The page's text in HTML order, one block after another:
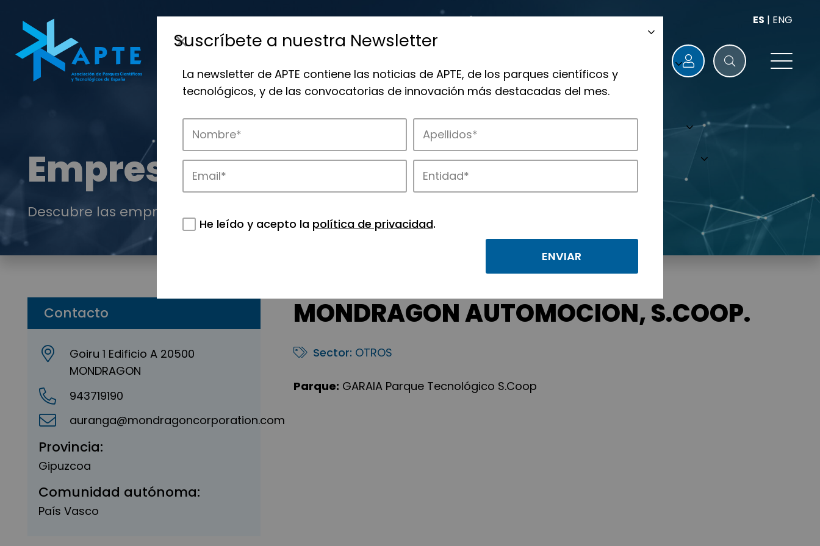
ES | ENG
Empresas
Descubre las empresas que impulsan la innovación en los parques de APTE.
Contacto
Goiru 1 Edificio A 20500
MONDRAGON
943719190
auranga@mondragoncorporation.com
Provincia:
Gipuzcoa
Comunidad autónoma:
País Vasco
MONDRAGON AUTOMOCION, S.COOP.
Sector: OTROS
Parque: GARAIA Parque Tecnológico S.Coop
Suscríbete a nuestra Newsletter
La newsletter de APTE contiene las noticias de APTE, de los parques científicos y
tecnológicos, y de las convocatorias de innovación más destacadas del mes.
He leído y acepto la política de privacidad.